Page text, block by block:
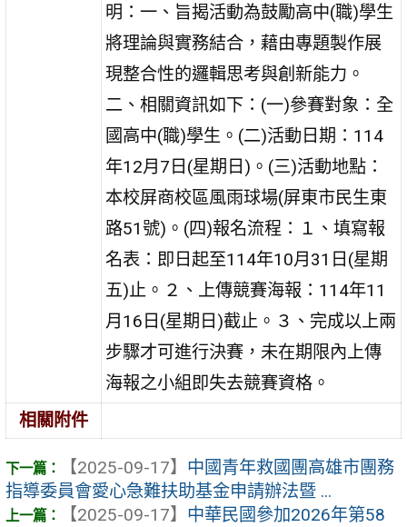
明：一、旨揭活動為鼓勵高中(職)學生
將理論與實務結合，藉由專題製作展
現整合性的邏輯思考與創新能力。
二、相關資訊如下：(一)參賽對象：全
國高中(職)學生。(二)活動日期：114
年12月7日(星期日)。(三)活動地點：
本校屏商校區風雨球場(屏東市民生東
路51號)。(四)報名流程：１、填寫報
名表：即日起至114年10月31日(星期
五)止。２、上傳競賽海報：114年11
月16日(星期日)截止。３、完成以上兩
步驟才可進行決賽，未在期限內上傳
海報之小組即失去競賽資格。
相關附件
【2025-09-17】 中國青年救國團高雄市團務
指導委員會愛心急難扶助基金申請辦法暨 ...
【2025-09-17】 中華民國參加2026年第58